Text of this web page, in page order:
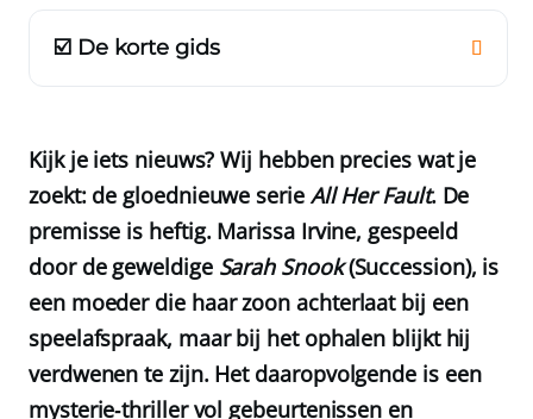
☑️ De korte gids
Kijk je iets nieuws? Wij hebben precies wat je
zoekt: de gloednieuwe serie All Her Fault. De
premisse is heftig. Marissa Irvine, gespeeld
door de geweldige Sarah Snook(Succession), is
een moeder die haar zoon achterlaat bij een
speelafspraak, maar bij het ophalen blijkt hij
verdwenen te zijn. Het daaropvolgende is een
mysterie‑thriller vol gebeurtenissen en